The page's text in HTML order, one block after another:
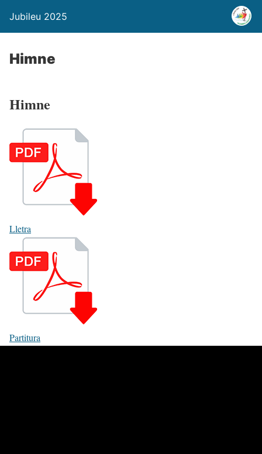
Jubileu 2025
Himne
Himne
Lletra
Partitura